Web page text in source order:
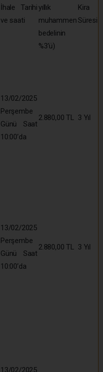
İhale Tarihi
ve saati
yıllık
muhammen
bedelinin
%3’ü)
Kira
Süresi
13/02/2025
Perşembe
Günü Saat
10:00’da
2.880,00 TL 3 Yıl
13/02/2025
Perşembe
Günü Saat
10:00’da
2.880,00 TL 3 Yıl
13/02/2025